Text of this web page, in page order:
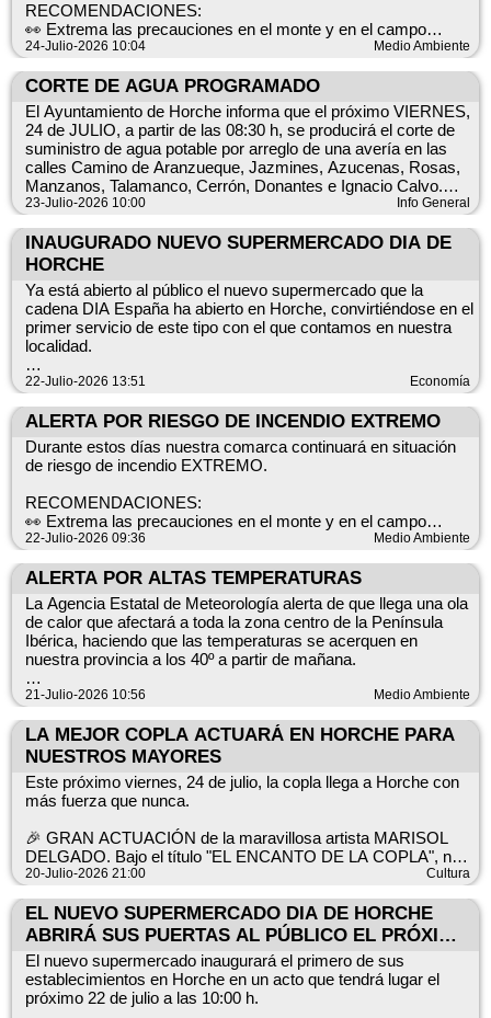
17.00 Café
17.30 Enseñanza: “Pecado y salvación”
18.00 Exposición
18.30 Enseñanza: “Fe y Conversión”
19.30 Bendición final
20.00 Misa
21.00 Rosario de Antorchas
22.00 Vigilia de adoración y evangelización
23.30 Bendición final
Sábado 25 julio
10.00 Rosario y envío
10.30 Evangelización casa por casa
14.00 Comida
15.00 Coronilla
16.00 Alabanza
16.30 Enseñanza: “El Señorío de Jesús”
17.00 Café
17.30 Exposición y Enseñanza: “Espíritu Santo”
18.00 Efusión del Espíritu Santo
19.30 Bendición Final
20.00 Misa
21.00 Procesión con el Santísimo
23.30 Bendición Final
Domingo 26 julio
09.30 Rosario y envío
10.00 Evangelización casa por casa
12.30 Misa clausura misión
14.00 Comida
RECOMENDACIONES:
👀 Extrema las precauciones en el monte y en el campo
🚨 Evita situaciones de riesgo y actitudes imprudentes
☎️ Si ves humo llama al 112
+INFO ➡️ https://infocam.castillalamancha.es
24-Julio-2026 10:04 Medio Ambiente
CORTE DE AGUA PROGRAMADO
El Ayuntamiento de Horche informa que el próximo VIERNES,
24 de JULIO, a partir de las 08:30 h, se producirá el corte de
suministro de agua potable por arreglo de una avería en las
calles Camino de Aranzueque, Jazmines, Azucenas, Rosas,
Manzanos, Talamanco, Cerrón, Donantes e Ignacio Calvo.
previstos.
23-Julio-2026 10:00 Info General
INAUGURADO NUEVO SUPERMERCADO DIA DE
HORCHE
Ya está abierto al público el nuevo supermercado que la
cadena DIA España ha abierto en Horche, convirtiéndose en el
primer servicio de este tipo con el que contamos en nuestra
localidad.
🤝 El alcalde de Horche, Manuel Salvador, y miembros de la
esta tienda, "que permitirá a Horche seguir creciendo y
ofreciendo las mejores comodidades a nuestros vecinos,
mejorando el comercio local y el día a día de nuestras
familias", ha asegurado Salvador, quien agradece a esta
cadena "su compromiso con Horche, ya que son ellos los que
finalmente han apostado por implantarse en nuestro pueblo
después de haber mantenido muchas conversaciones con
distintas cadenas de supermercados".
🛒 Sonia Cologan, Directora Regional de Día; Ricardo
Fleschner, Gerente de Inmuebles; y Miruna Popa, Jefa de
Expansión de la cadena, han mostrado el establecimiento a
los visitantes, entre los que se encontraba Rubén Sánchez
Robledo, inversor que ha hecho posible la construcción de
este nuevo supermercado, y distintos representantes políticos
de la provincia de Guadalajara, como el diputado Alberto Rojo,
las senadoras Araceli Martínez y Montserrat Rivas, la
delegada de Economía, Empresas y Empleo Castilla-La
Mancha, Susana Blas, y Alberto Guerrero de la Diputación de
Guadalajara.
📍Situado en la salle de José Cubillo Fluiters, nº 2 de la
urbanización Puerta de Horche, en el acceso a nuestro pueblo
desde la carretera N-320, esta nueva tienda supondrá evitar
numerosos viajes fuera de nuestra localidad para encontrar
determinados productos de consumo habitual para nuestros
vecinos y vecinas.
22-Julio-2026 13:51 Economía
ALERTA POR RIESGO DE INCENDIO EXTREMO
Durante estos días nuestra comarca continuará en situación
de riesgo de incendio EXTREMO.
RECOMENDACIONES:
👀 Extrema las precauciones en el monte y en el campo
🚨 Evita situaciones de riesgo y actitudes imprudentes
☎️ Si ves humo llama al 112
+INFO ➡️ https://infocam.castillalamancha.es
22-Julio-2026 09:36 Medio Ambiente
ALERTA POR ALTAS TEMPERATURAS
La Agencia Estatal de Meteorología alerta de que llega una ola
de calor que afectará a toda la zona centro de la Península
Ibérica, haciendo que las temperaturas se acerquen en
nuestra provincia a los 40º a partir de mañana.
Te recordamos algunos consejos frente al calor:
➡️ Evita salir de casa en las horas centrales del día y de
hacerlo, mantente en lugares frescos y a la sombra.
➡️ Evita la actividad física al aire libre.
➡️ Usa ropa ligera.
➡️ Evita el consumo de bebidas alcohólicas.
ℹ️ https://112.castillalamancha.es/proteccion-
WEB AEMET:
➡️ https://www.aemet.es/es/eltiempo/prediccion/avisos?k=clm
21-Julio-2026 10:56 Medio Ambiente
LA MEJOR COPLA ACTUARÁ EN HORCHE PARA
NUESTROS MAYORES
Este próximo viernes, 24 de julio, la copla llega a Horche con
más fuerza que nunca.
🎉 GRAN ACTUACIÓN de la maravillosa artista MARISOL
DELGADO. Bajo el título "EL ENCANTO DE LA COPLA", nos
deleitará con su potente voz y su arte sobre el escenario.
Será una tarde para disfrutar, recordar grandes clásicos y
compartir un momento inolvidable.
📆 Viernes, 24 de julio
🕒 20:30 h.
20-Julio-2026 21:00 Cultura
EL NUEVO SUPERMERCADO DIA DE HORCHE
ABRIRÁ SUS PUERTAS AL PÚBLICO EL PRÓXIMO
22 DE JULIO
El nuevo supermercado inaugurará el primero de sus
establecimientos en Horche en un acto que tendrá lugar el
próximo 22 de julio a las 10:00 h.